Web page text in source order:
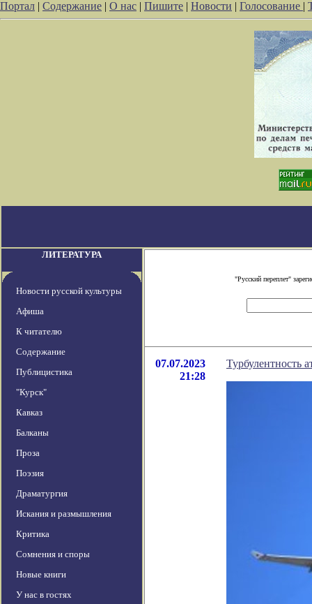
Портал | Содержание | О нас | Пишите | Новости | Голосование |
ЛИТЕРАТУРА
Новости русской культуры
Афиша
К читателю
Содержание
Публицистика
"Курск"
Кавказ
Балканы
Проза
Поэзия
Драматургия
Искания и размышления
Критика
Сомнения и споры
Новые книги
У нас в гостях
"Русский переплет"
07.07.2023
21:28
Турбулентность